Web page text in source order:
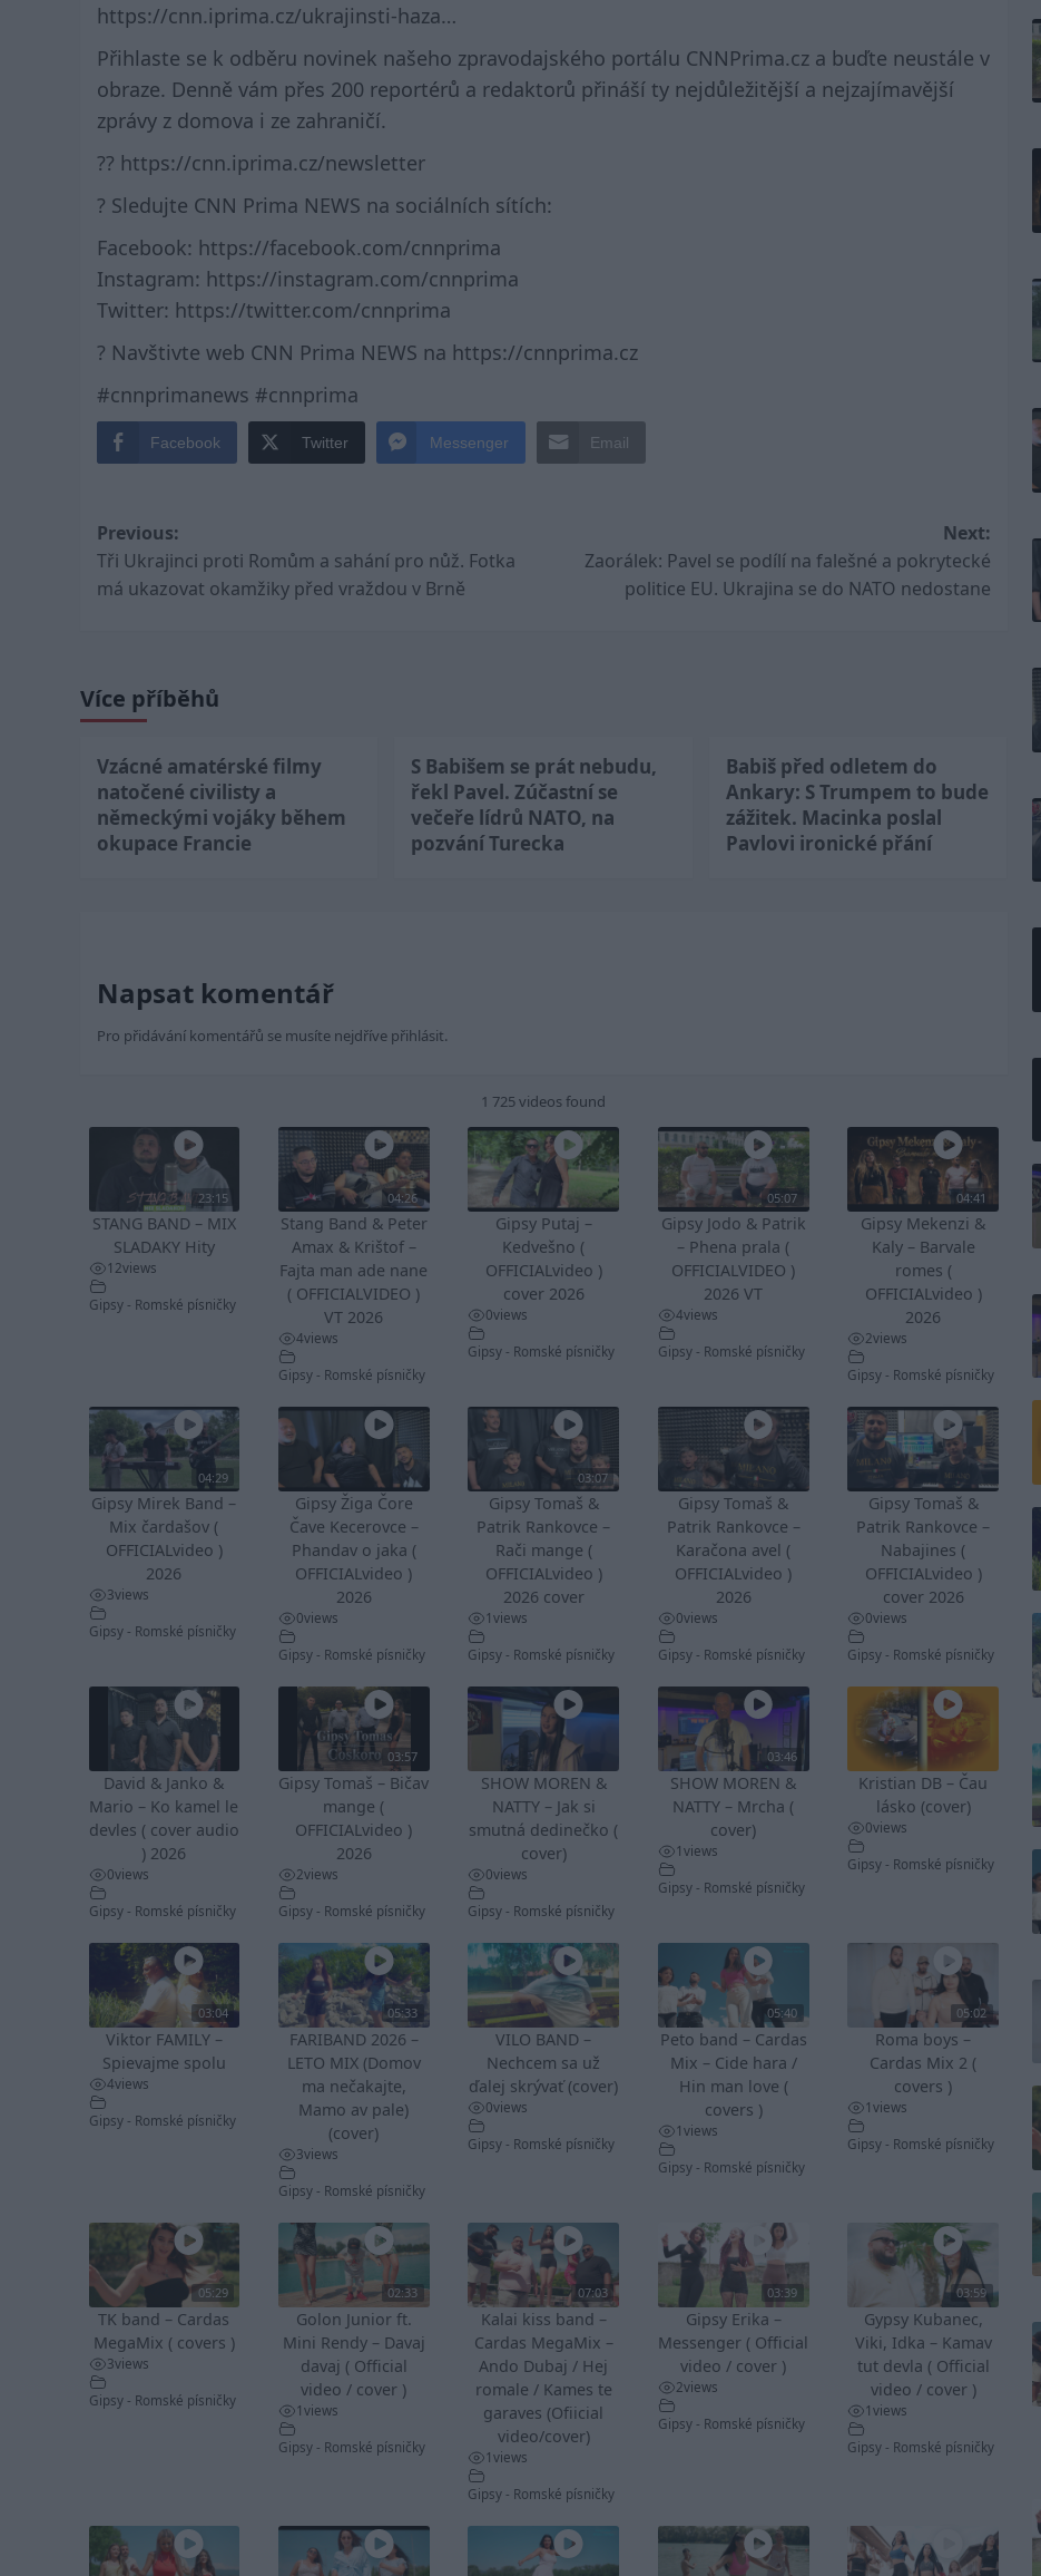
https://cnn.iprima.cz/ukrajinsti-haza…
Přihlaste se k odběru novinek našeho zpravodajského portálu CNNPrima.cz a buďte neustále v
obraze. Denně vám přes 200 reportérů a redaktorů přináší ty nejdůležitější a nejzajímavější
zprávy z domova i ze zahraničí.
?? https://cnn.iprima.cz/newsletter
? Sledujte CNN Prima NEWS na sociálních sítích:
Facebook: https://facebook.com/cnnprima
Instagram: https://instagram.com/cnnprima
Twitter: https://twitter.com/cnnprima
? Navštivte web CNN Prima NEWS na https://cnnprima.cz
#cnnprimanews #cnnprima
Facebook Twitter Messenger Email
Post
navigation
Previous:
Tři Ukrajinci proti Romům a sahání pro nůž. Fotka
má ukazovat okamžiky před vraždou v Brně
Next:
Zaorálek: Pavel se podílí na falešné a pokrytecké
politice EU. Ukrajina se do NATO nedostane
Více příběhů
Vzácné amatérské filmy
natočené civilisty a
německými vojáky během
okupace Francie
S Babišem se prát nebudu,
řekl Pavel. Zúčastní se
večeře lídrů NATO, na
pozvání Turecka
Babiš před odletem do
Ankary: S Trumpem to bude
zážitek. Macinka poslal
Pavlovi ironické přání
Napsat komentář
Pro přidávání komentářů se musíte nejdříve přihlásit.
1 725 videos found
23:15
STANG BAND – MIX
SLADAKY Hity
12views
Gipsy - Romské písničky
04:26
Stang Band & Peter
Amax & Krištof –
Fajta man ade nane
( OFFICIALVIDEO )
VT 2026
4views
Gipsy - Romské písničky
Gipsy Putaj –
Kedvešno (
OFFICIALvideo )
cover 2026
0views
Gipsy - Romské písničky
05:07
Gipsy Jodo & Patrik
– Phena prala (
OFFICIALVIDEO )
2026 VT
4views
Gipsy - Romské písničky
04:41
Gipsy Mekenzi &
Kaly – Barvale
romes (
OFFICIALvideo )
2026
2views
Gipsy - Romské písničky
04:29
Gipsy Mirek Band –
Mix čardašov (
OFFICIALvideo )
2026
3views
Gipsy - Romské písničky
Gipsy Žiga Čore
Čave Kecerovce –
Phandav o jaka (
OFFICIALvideo )
2026
0views
Gipsy - Romské písničky
03:07
Gipsy Tomaš &
Patrik Rankovce –
Rači mange (
OFFICIALvideo )
2026 cover
1views
Gipsy - Romské písničky
Gipsy Tomaš &
Patrik Rankovce –
Karačona avel (
OFFICIALvideo )
2026
0views
Gipsy - Romské písničky
Gipsy Tomaš &
Patrik Rankovce –
Nabajines (
OFFICIALvideo )
cover 2026
0views
Gipsy - Romské písničky
David & Janko &
Mario – Ko kamel le
devles ( cover audio
) 2026
0views
Gipsy - Romské písničky
03:57
Gipsy Tomaš – Bičav
mange (
OFFICIALvideo )
2026
2views
Gipsy - Romské písničky
SHOW MOREN &
NATTY – Jak si
smutná dedinečko (
cover)
0views
Gipsy - Romské písničky
03:46
SHOW MOREN &
NATTY – Mrcha (
cover)
1views
Gipsy - Romské písničky
Kristian DB – Čau
lásko (cover)
0views
Gipsy - Romské písničky
03:04
Viktor FAMILY –
Spievajme spolu
4views
Gipsy - Romské písničky
05:33
FARIBAND 2026 –
LETO MIX (Domov
ma nečakajte,
Mamo av pale)
(cover)
3views
Gipsy - Romské písničky
VILO BAND –
Nechcem sa už
ďalej skrývať (cover)
0views
Gipsy - Romské písničky
05:40
Peto band – Cardas
Mix – Cide hara /
Hin man love (
covers )
1views
Gipsy - Romské písničky
05:02
Roma boys –
Cardas Mix 2 (
covers )
1views
Gipsy - Romské písničky
05:29
TK band – Cardas
MegaMix ( covers )
3views
Gipsy - Romské písničky
02:33
Golon Junior ft.
Mini Rendy – Davaj
davaj ( Official
video / cover )
1views
Gipsy - Romské písničky
07:03
Kalai kiss band –
Cardas MegaMix –
Ando Dubaj / Hej
romale / Kames te
garaves (Ofiicial
video/cover)
1views
Gipsy - Romské písničky
03:39
Gipsy Erika –
Messenger ( Official
video / cover )
2views
Gipsy - Romské písničky
03:59
Gypsy Kubanec,
Viki, Idka – Kamav
tut devla ( Official
video / cover )
1views
Gipsy - Romské písničky